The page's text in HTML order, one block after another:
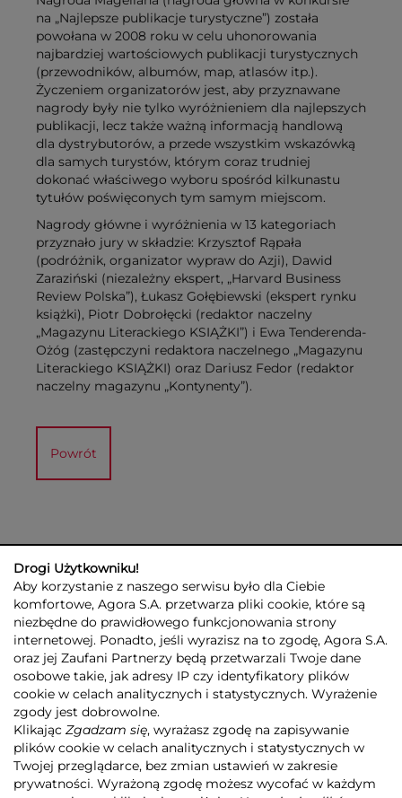
na „Najlepsze publikacje turystyczne”) została
powołana w 2008 roku w celu uhonorowania
najbardziej wartościowych publikacji turystycznych
(przewodników, albumów, map, atlasów itp.).
Życzeniem organizatorów jest, aby przyznawane
nagrody były nie tylko wyróżnieniem dla najlepszych
publikacji, lecz także ważną informacją handlową
dla dystrybutorów, a przede wszystkim wskazówką
dla samych turystów, którym coraz trudniej
dokonać właściwego wyboru spośród kilkunastu
tytułów poświęconych tym samym miejscom.
Nagrody główne i wyróżnienia w 13 kategoriach
przyznało jury w składzie: Krzysztof Rąpała
(podróżnik, organizator wypraw do Azji), Dawid
Zaraziński (niezależny ekspert, „Harvard Business
Review Polska”), Łukasz Gołębiewski (ekspert rynku
książki), Piotr Dobrołęcki (redaktor naczelny
„Magazynu Literackiego KSIĄŻKI”) i Ewa Tenderenda-
Ożóg (zastępczyni redaktora naczelnego „Magazynu
Literackiego KSIĄŻKI) oraz Dariusz Fedor (redaktor
naczelny magazynu „Kontynenty”).
Powrót
GRUPA AGORA DLA INWESTORÓW DLA MEDIÓW
REKLAMA
ESG
KONTAKT
© 2026 Copyright AGORA SA
POLITYKA PRYWATNOŚCI SERWISU AGORA.PL
POLITYKA TRANSPARENTNOŚCI
ZASTRZEŻENIE PRAWNOAUTORSKIE
Drogi Użytkowniku!
Aby korzystanie z naszego serwisu było dla Ciebie
komfortowe, Agora S.A. przetwarza pliki cookie, które są
niezbędne do prawidłowego funkcjonowania strony
internetowej. Ponadto, jeśli wyrazisz na to zgodę, Agora S.A.
oraz jej Zaufani Partnerzy będą przetwarzali Twoje dane
osobowe takie, jak adresy IP czy identyfikatory plików
cookie w celach analitycznych i statystycznych. Wyrażenie
zgody jest dobrowolne.
Klikając Zgadzam się, wyrażasz zgodę na zapisywanie
plików cookie w celach analitycznych i statystycznych w
Twojej przeglądarce, bez zmian ustawień w zakresie
prywatności. Wyrażoną zgodę możesz wycofać w każdym